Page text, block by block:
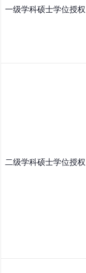
一级学科硕士学位授
二级学科硕士学位授